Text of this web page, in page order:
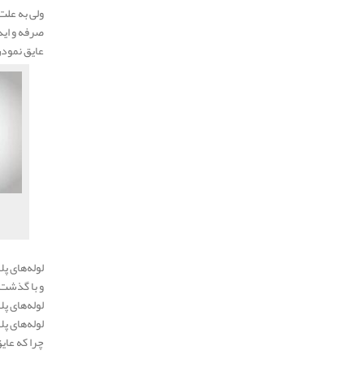
ولی به
صرفه و
عایق
لوله‌های
و با
لوله‌های
لوله‌های
چرا که